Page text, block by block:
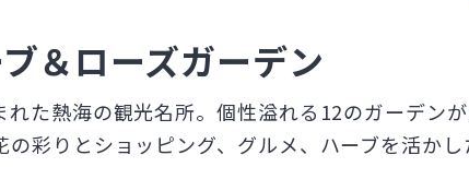
＆ローズガーデン
れた熱海の観光名所。個性溢れる12のガーデン
の彩りとショッピング、グルメ、ハーブを活かし